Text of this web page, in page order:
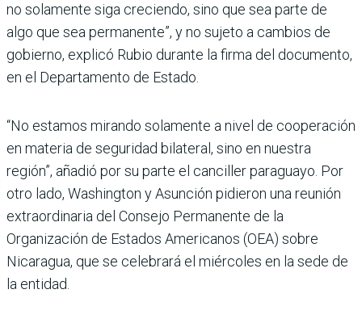
no solamente siga creciendo, sino que sea parte de
algo que sea permanente”, y no sujeto a cambios de
gobierno, explicó Rubio durante la firma del documento,
en el Departamento de Estado.
“No estamos mirando solamente a nivel de cooperación
en materia de seguridad bilateral, sino en nuestra
región”, añadió por su parte el canciller paraguayo. Por
otro lado, Washington y Asunción pidieron una reunión
extraordinaria del Consejo Permanente de la
Organización de Estados Americanos (OEA) sobre
Nicaragua, que se celebrará el miércoles en la sede de
la entidad.